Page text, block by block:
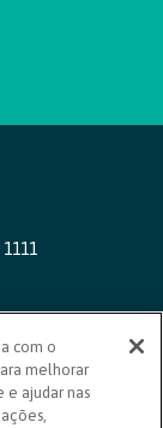
às 20h)
com o
melhorar
e ajudar nas